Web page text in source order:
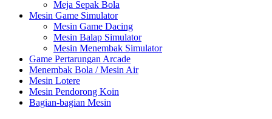
Meja Sepak Bola
Mesin Game Simulator
Mesin Game Dacing
Mesin Balap Simulator
Mesin Menembak Simulator
Game Pertarungan Arcade
Menembak Bola / Mesin Air
Mesin Lotere
Mesin Pendorong Koin
Bagian-bagian Mesin